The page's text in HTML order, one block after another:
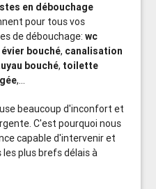
en débouchage
pour tous vos
de débouchage:wc
évier bouché, canalisation
bouché, toilette
,...
beaucoup d'inconfort et
C'est pourquoi nous
capable d'intervenir et
plus brefs délais à